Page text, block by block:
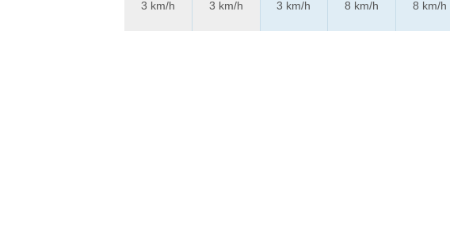
3 km/h
3 km/h
3 km/h
8 km/h
8 km/h